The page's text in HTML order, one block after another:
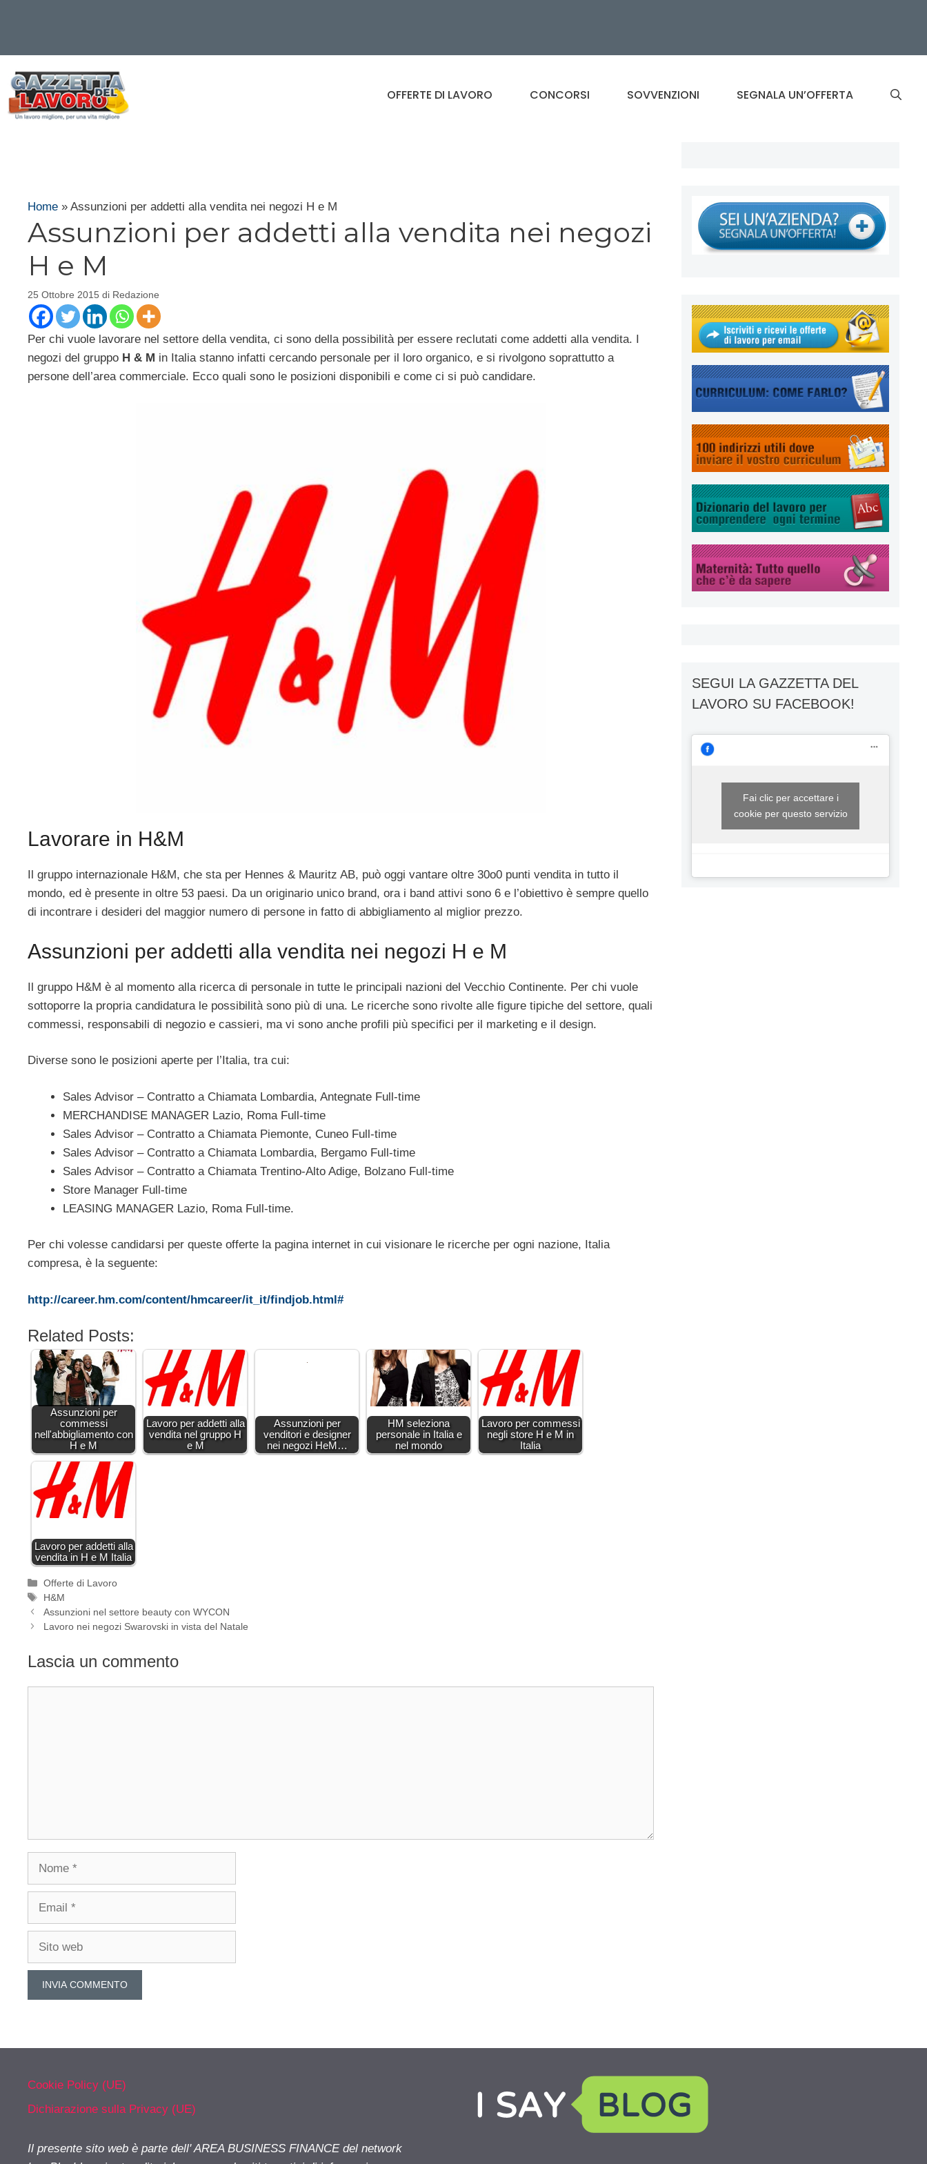
contenuto
OFFERTE DI LAVORO CONCORSI SOVVENZIONI SEGNALA UN’OFFERTA
Home » Assunzioni per addetti alla vendita nei negozi H e M
Assunzioni per addetti alla vendita nei negozi
H e M
25 Ottobre 2015 di Redazione
Per chi vuole lavorare nel settore della vendita, ci sono della possibilità per essere reclutati come addetti alla vendita. I
negozi del gruppo H & M in Italia stanno infatti cercando personale per il loro organico, e si rivolgono soprattutto a
persone dell’area commerciale. Ecco quali sono le posizioni disponibili e come ci si può candidare.
Lavorare in H&M
Il gruppo internazionale H&M, che sta per Hennes & Mauritz AB, può oggi vantare oltre 30o0 punti vendita in tutto il
mondo, ed è presente in oltre 53 paesi. Da un originario unico brand, ora i band attivi sono 6 e l’obiettivo è sempre quello
di incontrare i desideri del maggior numero di persone in fatto di abbigliamento al miglior prezzo.
Assunzioni per addetti alla vendita nei negozi H e M
Il gruppo H&M è al momento alla ricerca di personale in tutte le principali nazioni del Vecchio Continente. Per chi vuole
sottoporre la propria candidatura le possibilità sono più di una. Le ricerche sono rivolte alle figure tipiche del settore, quali
commessi, responsabili di negozio e cassieri, ma vi sono anche profili più specifici per il marketing e il design.
Diverse sono le posizioni aperte per l’Italia, tra cui:
Sales Advisor – Contratto a Chiamata Lombardia, Antegnate Full-time
MERCHANDISE MANAGER Lazio, Roma Full-time
Sales Advisor – Contratto a Chiamata Piemonte, Cuneo Full-time
Sales Advisor – Contratto a Chiamata Lombardia, Bergamo Full-time
Sales Advisor – Contratto a Chiamata Trentino-Alto Adige, Bolzano Full-time
Store Manager Full-time
LEASING MANAGER Lazio, Roma Full-time.
Per chi volesse candidarsi per queste offerte la pagina internet in cui visionare le ricerche per ogni nazione, Italia
compresa, è la seguente:
http://career.hm.com/content/hmcareer/it_it/findjob.html#
Related Posts:
Assunzioni per
commessi
nell'abbigliamento con
H e M
Lavoro per addetti alla
vendita nel gruppo H
e M
Assunzioni per
venditori e designer
nei negozi HeM…
HM seleziona
personale in Italia e
nel mondo
Lavoro per commessi
negli store H e M in
Italia
Lavoro per addetti alla
vendita in H e M Italia
Categorie
Offerte di Lavoro
Tag
H&M
Assunzioni nel settore beauty con WYCON
Lavoro nei negozi Swarovski in vista del Natale
Lascia un commento
SEGUI LA GAZZETTA DEL
LAVORO SU FACEBOOK!
Fai clic per accettare i
cookie per questo servizio
Cookie Policy (UE)
Dichiarazione sulla Privacy (UE)
Il presente sito web è parte dell' AREA BUSINESS FINANCE del network